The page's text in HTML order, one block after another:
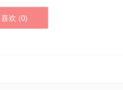
喜欢 (0)